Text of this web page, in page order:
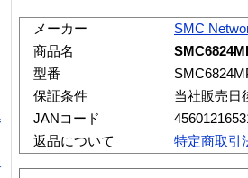
メーカー
SMC
商品名
型番
保証条件
当社販売日
JANコード
返品について
特定商取引